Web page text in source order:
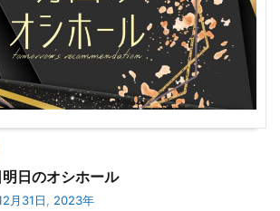
日のオシホール
月31日 2023年